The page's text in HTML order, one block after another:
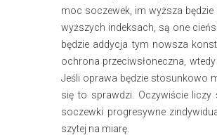
moc soczewek, im wyższa
wyższych indeksach, są one
będzie addycja tym nowsza
ochrona przeciwsłoneczna,
Jeśli oprawa będzie stosunkowo
się to sprawdzi. Oczywiście liczy
soczewki progresywne
szytej na miarę.